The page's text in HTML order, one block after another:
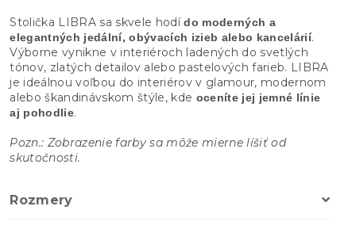
Stolička LIBRA sa skvele hodído moderných a
elegantných jedální, obývacích izieb alebo kancelárií.
Výborne vynikne v interiéroch ladených do svetlých
tónov, zlatých detailov alebo pastelových farieb. LIBRA
je ideálnou voľbou do interiérov v glamour, modernom
alebo škandinávskom štýle, kde oceníte jej jemné línie
aj pohodlie.
Pozn.: Zobrazenie farby sa môže mierne líšiť od
skutočnosti.
Rozmery